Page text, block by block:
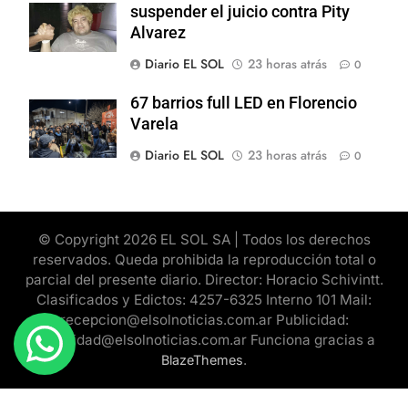
suspender el juicio contra Pity
Alvarez
Diario EL SOL
23 horas atrás 0
67 barrios full LED en Florencio
Varela
Diario EL SOL
23 horas atrás 0
© Copyright 2026 EL SOL SA | Todos los derechos
reservados. Queda prohibida la reproducción total o
parcial del presente diario. Director: Horacio Schivintt.
Clasificados y Edictos: 4257-6325 Interno 101 Mail:
recepcion@elsolnoticias.com.ar Publicidad:
publicidad@elsolnoticias.com.ar Funciona gracias a
BlazeThemes.